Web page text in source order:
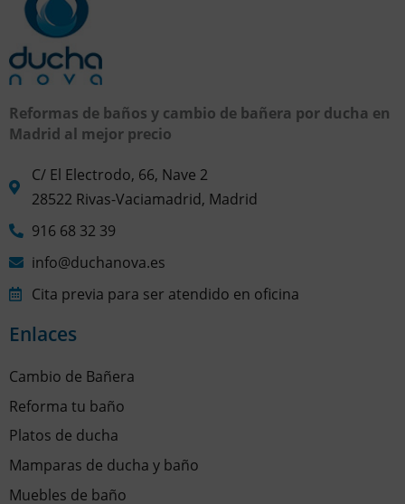
Reformas de baños y cambio de bañera por ducha en
Madrid al mejor precio
C/ El Electrodo, 66, Nave 2
28522 Rivas-Vaciamadrid, Madrid
916 68 32 39
info@duchanova.es
Cita previa para ser atendido en oficina
Enlaces
Cambio de Bañera
Reforma tu baño
Platos de ducha
Mamparas de ducha y baño
Muebles de baño